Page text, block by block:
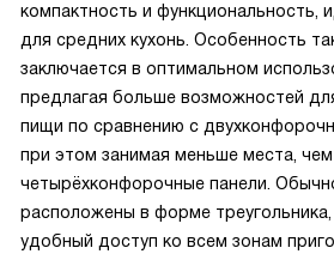
компактность и функциональность,
для средних кухонь. Особенность
заключается в оптимальном
предлагая больше возможностей
пищи по сравнению с
при этом занимая меньше места,
четырёхконфорочные панели.
расположены в форме
удобный доступ ко всем зонам